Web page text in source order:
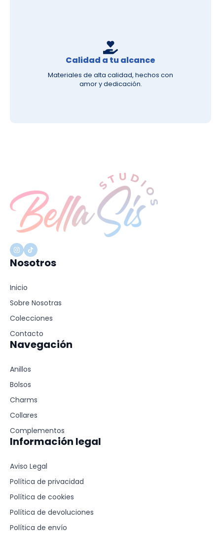
Calidad a tu alcance
Materiales de alta calidad, hechos con
amor y dedicación.
Nosotros
Inicio
Sobre Nosotras
Colecciones
Contacto
Navegación
Anillos
Bolsos
Charms
Collares
Complementos
Información legal
Aviso Legal
Política de privacidad
Política de cookies
Política de devoluciones
Política de envío